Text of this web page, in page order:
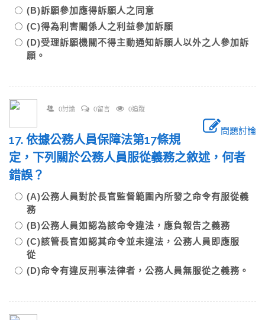
(B)訴願參加應得訴願人之同意
(C)得為利害關係人之利益參加訴願
(D)受理訴願機關不得主動通知訴願人以外之人參加訴
願。
0討論 0留言 0追蹤
問題討論
17. 依據公務人員保障法第17條規
定，下列關於公務人員服從義務之敘述，何者
錯誤？
(A)公務人員對於長官監督範圍內所發之命令有服從義
務
(B)公務人員如認為該命令違法，應負報告之義務
(C)該管長官如認其命令並未違法，公務人員即應服
從
(D)命令有違反刑事法律者，公務人員無服從之義務。